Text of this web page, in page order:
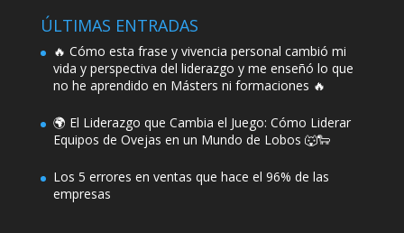
ÚLTIMAS ENTRADAS
🔥 Cómo esta frase y vivencia personal cambió mi
vida y perspectiva del liderazgo y me enseñó lo que
no he aprendido en Másters ni formaciones 🔥
🌍 El Liderazgo que Cambia el Juego: Cómo Liderar
Equipos de Ovejas en un Mundo de Lobos 🐺🐑
Los 5 errores en ventas que hace el 96% de las
empresas